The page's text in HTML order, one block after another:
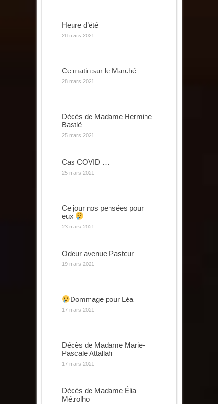
Heure d’été
28 mars 2021
Ce matin sur le Marché
28 mars 2021
Décès de Madame Hermine
Bastié
25 mars 2021
Cas COVID …
25 mars 2021
Ce jour nos pensées pour
eux
23 mars 2021
Odeur avenue Pasteur
19 mars 2021
Dommage pour Léa
17 mars 2021
Décès de Madame Marie-
Pascale Attallah
17 mars 2021
Décès de Madame Élia
Métrolho